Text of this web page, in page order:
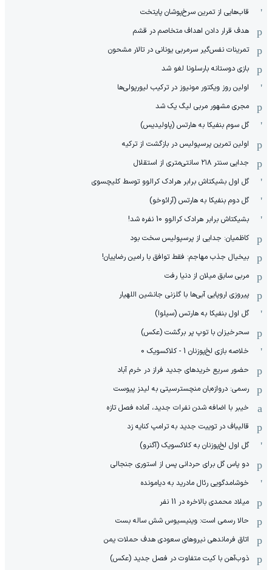
قاب‌هایی از تمرین سرخ‌پوشان پایتخت
هدف قرار دادن اهداف متخاصم در قشم
‏تمرینات نفس‌گیر سرمربی یونانی در تالار مشحون
بازی دوستانه بارسلونا لغو شد
اولین روز ویکتور مونیوز در ترکیب لیورپولی‌ها
مجری مشهور مربی لیگ یک شد
گل سوم بنفیکا به هارتس (پاولیدیس)
اولین تمرین پرسپولیس در بازگشت از ترکیه
جدایی سنتر ۲۱۸ سانتی‌متری از استقلال
گل اول بشیکتاش برابر هرادک کرالوو توسط کلیچسوی
گل دوم بنفیکا به هارتس (آرائوخو)
بشیکتاش برابر هرادک کرالوو 10 نفره شد!
کاظمیان: جدایی از پرسپولیس سخت بود
بیخیال جذب مهاجم: فقط توافق با رامین رضاییان!
مربی سابق میلان از دنیا رفت
پیروزی اروپایی آبی‌ها با گلزنی جانشین اللهیار
گل اول بنفیکا به هارتس (سیلوا)
سحرخیزان با توپ پر برگشت (عکس)
خلاصه بازی لخ‌پوزنان 1 - کلاکسویک 0
حضور سریع خریدهای جدید فراز در خرم آباد
رسمی: دروازه‌بان منچسترسیتی به لیدز پیوست
خیبر با اضافه شدن نفرات جدید، آماده فصل تازه
قالیباف در توییت جدید به ترامپ کنایه زد
گل اول لخ‌پوزنان به کلاکسویک (آگنرو)
دو پاس گل برای حردانی پس از استوری جنجالی
خوشامدگویی رئال مادرید به دیامونده
میلاد محمدی بالاخره در 11 نفر
حالا رسمی است: وینیسیوس شش ساله بست
اتاق فرماندهی نیروهای سعودی هدف حملات یمن
ذوب‌آهن با کیت متفاوت در فصل جدید (عکس)